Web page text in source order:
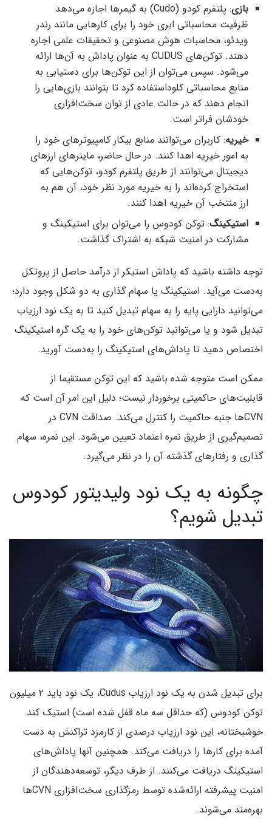
بازی
: پلتفرم کودو (Cudo) به گیمرها اجازه می‌دهد
ظرفیت محاسباتی ابری خود را برای کارهایی مانند رندر
ویدئو، محاسبات هوش مصنوعی و تحقیقات علمی اجاره
دهند. توکن‌‌های CUDUS به عنوان پاداش به آن‌ها ارائه
می‌شود. سپس می‌توان از این‌ توکن‌‌ها برای دستیابی به
منابع محاسباتی کلوداستفاده کرد تا بتوانند بازی‌هایی را
انجام دهند که در حالت عادی از توان سخت‌افزاری
خودشان فراتر است.
خیریه: کاربران می‌توانند منابع بیکار کامپیوترهای خود را
به امور خیریه اهدا کنند. در حال حاضر، ماینرهای ارزهای
دیجیتال می‌توانند از طریق پلتفرم کودو، توکن‌هایی که
استخراج کرده‌اند را به خیریه مورد نظر خود، آن هم به
ارز منتخب آن خیریه اهدا کنند.
استیکینگ: توکن کودوس را می‌توان برای استیکینگ و
مشارکت در امنیت شبکه به اشتراک گذاشت.
توجه داشته باشید که پاداش استیکر از درآمد حاصل از پروتکل
به‌دست می‌آید. استیکینگ یا سهام گذاری به دو شکل وجود دارد؛
می‌توانید دارایی پایه را به سهام تبدیل کنید تا به یک نود ارزیاب
تبدیل شود و یا می‌توانید توکن‌‌های خود را به یک گره استیکینگ
اختصاص دهید تا پاداش‌های استیکینگ را به‌دست آورید.
ممکن است متوجه شده باشید که این توکن مستقیما از
قابلیت‌های حاکمیتی برخوردار نیست؛ دلیل‌ این امر آن است که
CVNها جنبه حاکمیت را کنترل می‌کند. صداقت CVN در
تصمیم‌گیری از طریق نمره اعتماد تعیین می‌شود. این نمره، سهام
گذاری و رفتارهای گذشته آن را در نظر می‌گیرد.
چگونه به یک نود ولیدیتور کودوس
تبدیل شویم؟
برای تبدیل شدن به یک نود ارزیاب Cudus، یک نود باید ۲ میلیون
توکن کودوس (که حداقل سه ماه قفل شده است) استیک کند.
خوشبختانه، این نود ارزیاب درصدی از کارمزد تراکنش به دست
آمده برای کارها را دریافت می‌کند. همچنین آنها پاداش‌های
استیکینگ دریافت می‌کنند. از طرف دیگر، توسعه‌دهندگان از
امنیت پیشرفته ارائه‌شده توسط رمزگذاری سخت‌افزاری ‌CVNها
بهره‌مند می‌شوند.